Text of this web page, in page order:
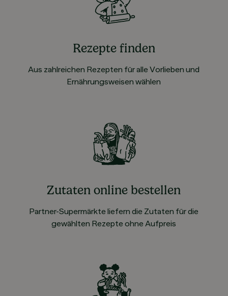
Rezepte finden
Aus zahlreichen Rezepten für alle Vorlieben und
Ernährungsweisen wählen
Zutaten online bestellen
Partner-Supermärkte liefern die Zutaten für die
gewählten Rezepte ohne Aufpreis